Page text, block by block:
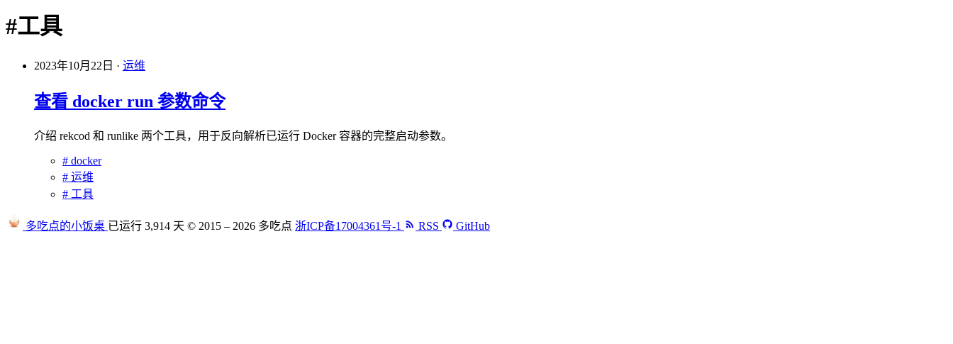
#工具
2023年10月22日 · 运维
查看 docker run 参数命令
介绍 rekcod 和 runlike 两个工具，用于反向解析已运行 Docker 容器的完整启动参数。
# docker
# 运维
# 工具
多吃点的小饭桌 已运行 3,914 天 © 2015 – 2026 多吃点 浙ICP备17004361号-1 RSS GitHub